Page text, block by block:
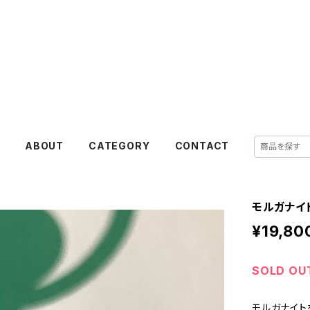
ABOUT CATEGORY CONTACT
モルガナイ
SOLD
モルガナイ